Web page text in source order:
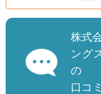
株式
ング
の
口コ